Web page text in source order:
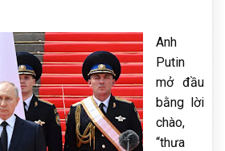
Anh
Putin
mở đầu
bằng lời
chào,
“thưa